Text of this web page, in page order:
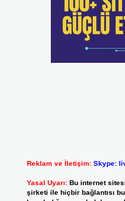
Reklam ve İletişim: Skype:
Yasal Uyarı: Bu internet
şirketi ile hiçbir bağlantısı